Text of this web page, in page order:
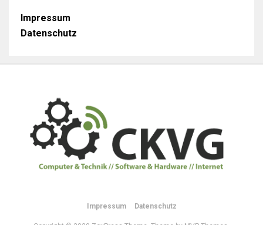
Impressum
Datenschutz
Impressum Datenschutz